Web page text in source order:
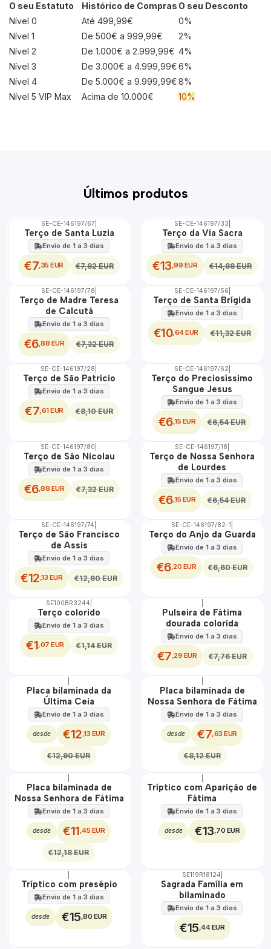
O seu Estatuto Histórico de Compras O seu Desconto
Nível 0
Até 499,99€
0%
Nível 1
De 500€ a 999,99€
2%
Nível 2
De 1.000€ a 2.999,99€ 4%
Nível 3
De 3.000€ a 4.999,99€ 6%
Nível 4
De 5.000€ a 9.999,99€ 8%
Nível 5 VIPMax Acima de 10.000€ 10%
Últimos produtos
DESCONTO
SE-CE-146197/67
Terço de Santa Luzia
Envio de 1 a 3 dias
€7,35 EUR €7,82 EUR
DESCONTO
SE-CE-146197/33
Terço da Via Sacra
Envio de 1 a 3 dias
€13,99 EUR €14,88 EUR
DESCONTO
SE-CE-146197/78
Terço de Madre Teresa
de Calcutá
Envio de 1 a 3 dias
€6,88 EUR €7,32 EUR
DESCONTO
SE-CE-146197/56
Terço de Santa Brígida
Envio de 1 a 3 dias
€10,64 EUR €11,32 EUR
DESCONTO
SE-CE-146197/28
Terço de São Patrício
Envio de 1 a 3 dias
€7,61 EUR €8,10 EUR
DESCONTO
SE-CE-146197/62
Terço do Preciosíssimo
Sangue Jesus
Envio de 1 a 3 dias
€6,15 EUR €6,54 EUR
DESCONTO
SE-CE-146197/80
Terço de São Nicolau
Envio de 1 a 3 dias
€6,88 EUR €7,32 EUR
DESCONTO
SE-CE-146197/18
Terço de Nossa Senhora
de Lourdes
Envio de 1 a 3 dias
€6,15 EUR €6,54 EUR
DESCONTO
SE-CE-146197/74
Terço de São Francisco
de Assis
Envio de 1 a 3 dias
€12,13 EUR €12,90 EUR
DESCONTO
SE-CE-146197/82-1
Terço do Anjo da Guarda
Envio de 1 a 3 dias
€6,20 EUR €6,60 EUR
DESCONTO
SE100BR3244
Terço colorido
Envio de 1 a 3 dias
€1,07 EUR €1,14 EUR
DESCONTO
Pulseira de Fátima
dourada colorida
Envio de 1 a 3 dias
€7,29 EUR €7,76 EUR
DESCONTO
Placa bilaminada da
Última Ceia
Envio de 1 a 3 dias
desde €12,13 EUR
€12,90 EUR
DESCONTO
Placa bilaminada de
Nossa Senhora de Fátima
Envio de 1 a 3 dias
desde €7,63 EUR
€8,12 EUR
DESCONTO
Placa bilaminada de
Nossa Senhora de Fátima
Envio de 1 a 3 dias
desde €11,45 EUR
€12,18 EUR
Tríptico com Aparição de
Fátima
Envio de 1 a 3 dias
desde €13,70 EUR
Tríptico com presépio
Envio de 1 a 3 dias
desde €15,80 EUR
SE119R18124
Sagrada Família em
bilaminado
Envio de 1 a 3 dias
€15,44 EUR